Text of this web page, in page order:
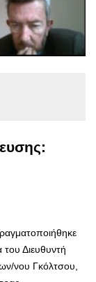
Διευθυντή
νου Γκόλτσου,